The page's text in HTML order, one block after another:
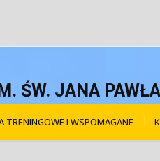
ŚW. JANA PAWŁA
TRENINGOWE I WSPOMAGANE